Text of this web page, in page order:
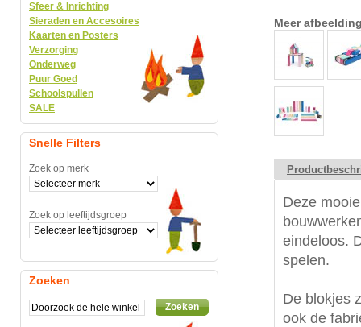
Meer
Deze
eindeloos.
spelen.
De blokjes
ook de
Sfeer & Inrichting
Sieraden en Accesoires
Kaarten en Posters
Verzorging
Onderweg
Puur Goed
Schoolspullen
SALE
Snelle Filters
Zoek op merk
Zoek op leeftijdsgroep
Zoeken
Zoeken